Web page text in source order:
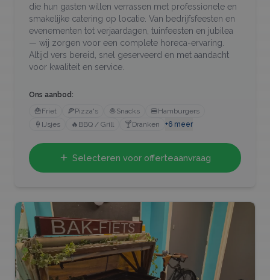
die hun gasten willen verrassen met professionele en
smakelijke catering op locatie. Van bedrijfsfeesten en
evenementen tot verjaardagen, tuinfeesten en jubilea
— wij zorgen voor een complete horeca-ervaring.
Altijd vers bereid, snel geserveerd en met aandacht
voor kwaliteit en service.
Ons aanbod:
🍟Friet 🍕Pizza's 🧆Snacks 🍔Hamburgers
🍦 IJsjes 🔥 BBQ / Grill 🍸Dranken +6 meer
Selecteren voor offerteaanvraag